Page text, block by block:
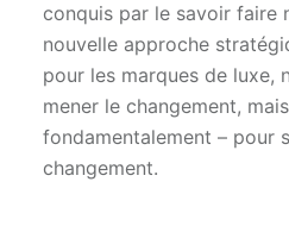
conquis par le savoir faire
nouvelle approche
pour les marques de luxe,
mener le changement,
fondamentalement – pour
changement.